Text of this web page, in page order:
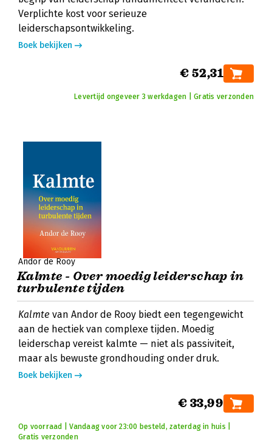
Verplichte kost voor serieuze
leiderschapsontwikkeling.
Boek bekijken
€ 52,31
Levertijd ongeveer 3 werkdagen | Gratis verzonden
Andor de Rooy
Kalmte - Over moedig leiderschap in
turbulente tijden
Kalmte van Andor de Rooy biedt een tegengewicht
aan de hectiek van complexe tijden. Moedig
leiderschap vereist kalmte — niet als passiviteit,
maar als bewuste grondhouding onder druk.
Boek bekijken
€ 33,99
Op voorraad | Vandaag voor 23:00 besteld, zaterdag in huis |
Gratis verzonden